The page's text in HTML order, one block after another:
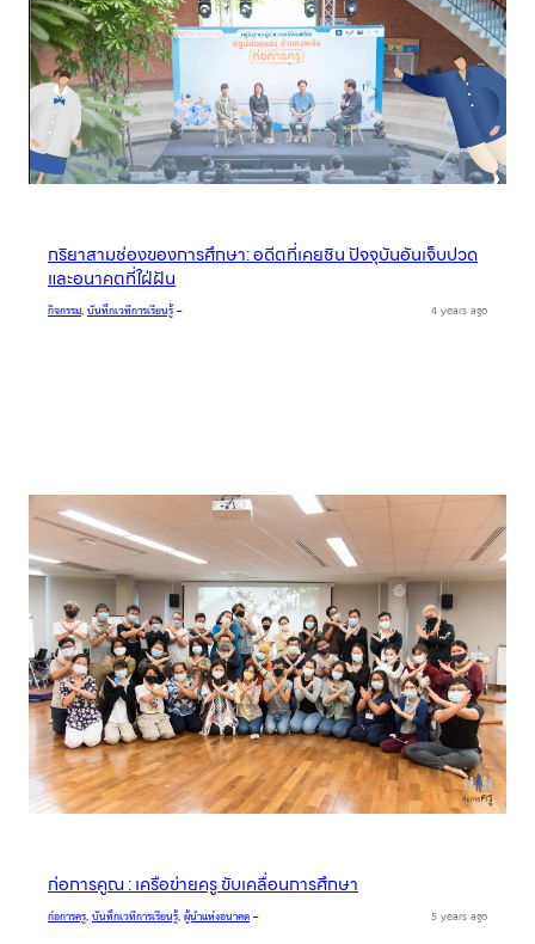
กริยาสามช่องของการศึกษา: อดีตที่เคยชิน ปัจจุบันอันเจ็บปวด
และอนาคตที่ใฝ่ฝัน
กิจกรรม, บันทึกเวทีการเรียนรู้– 4 years ago
ก่อการคูณ : เครือข่ายครู ขับเคลื่อนการศึกษา
ก่อการครู, บันทึกเวทีการเรียนรู้, ผู้นำแห่งอนาคต– 5 years ago